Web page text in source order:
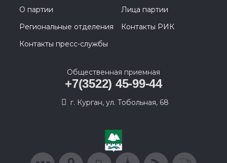
О партии
Лица партии
Региональные отделения
Контакты РИК
Контакты пресс-службы
Общественная приемная
+7(3522) 45-99-44
г. Курган, ул. Тобольная, 68